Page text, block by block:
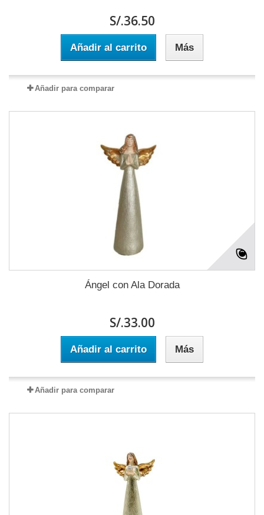
S/.36.50
Añadir al carrito Más
Añadir para comparar
Ángel con Ala Dorada
S/.33.00
Añadir al carrito Más
Añadir para comparar